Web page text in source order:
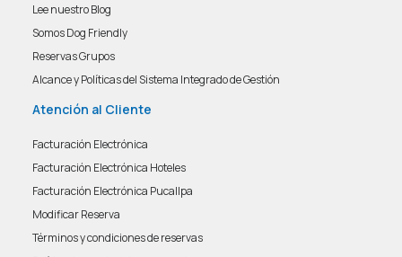
Lee nuestro Blog
Somos Dog Friendly
Reservas Grupos
Alcance y Políticas del Sistema Integrado de Gestión
Atención al Cliente
Facturación Electrónica
Facturación Electrónica Hoteles
Facturación Electrónica Pucallpa
Modificar Reserva
Términos y condiciones de reservas